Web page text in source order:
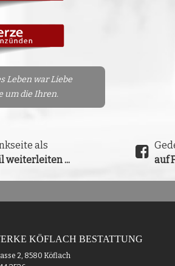
Leben war Liebe
um die Ihren.
als
weiterleiten ...
auf
KÖFLACH BESTATTUNG
2, 8580 Köflach